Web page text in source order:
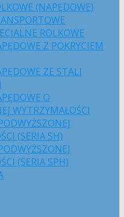
(NAPĘDOWE)
ROLKOWE
Z POKRYCIEM
ZE STALI
O
WYTRZYMAŁOŚCI
(SERIA SH)
(SERIA SPH)